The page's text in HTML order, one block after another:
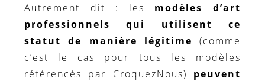
Autrement dit : les modèles d’art
professionnels qui utilisent ce
statut de manière légitime (comme
c’est le cas pour tous les modèles
référencés par CroquezNous) peuvent